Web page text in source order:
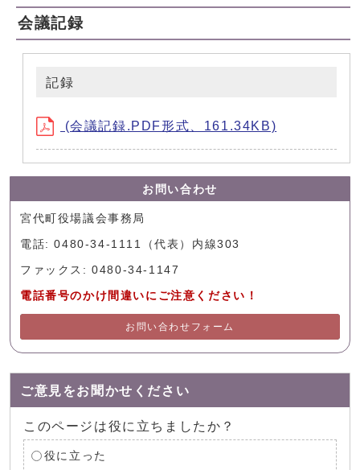
会議記録
記録
(会議記録.PDF形式、161.34KB)
お問い合わせ
宮代町役場議会事務局
電話: 0480-34-1111（代表）内線303
ファックス: 0480-34-1147
電話番号のかけ間違いにご注意ください！
お問い合わせフォーム
ご意見をお聞かせください
このページは役に立ちましたか？
役に立った